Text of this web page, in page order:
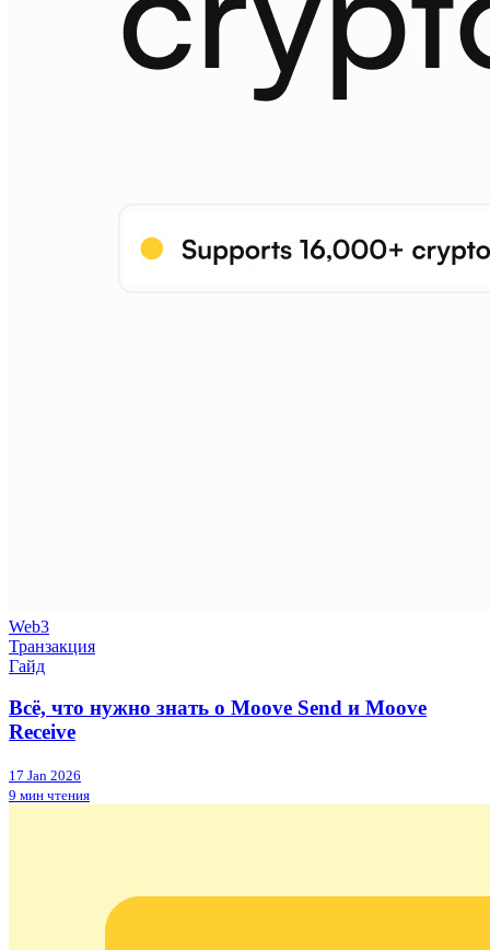
Web3
Транзакция
Гайд
Всё, что нужно знать о Moove Send и Moove
Receive
17 Jan 2026
9 мин чтения